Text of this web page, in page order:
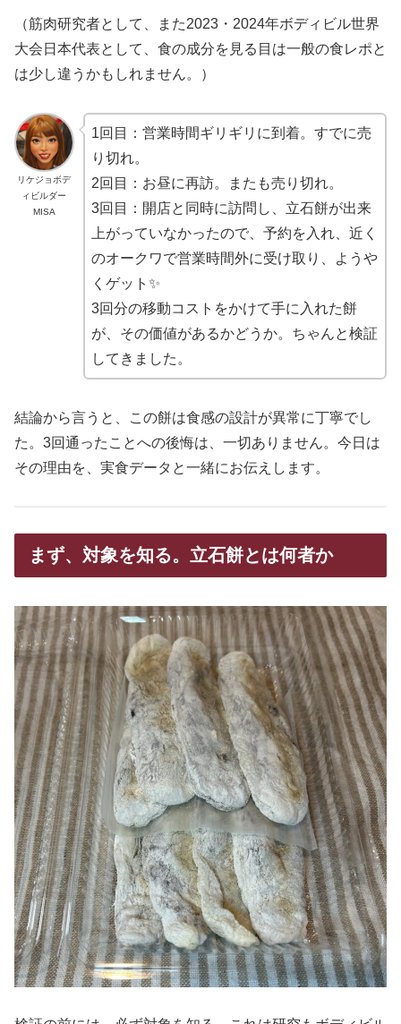
（筋肉研究者として、また2023・2024年ボディビル世界
大会日本代表として、食の成分を見る目は一般の食レポと
は少し違うかもしれません。）
リケジョボデ
ィビルダー
MISA
1回目：営業時間ギリギリに到着。すでに売
り切れ。
2回目：お昼に再訪。またも売り切れ。
3回目：開店と同時に訪問し、立石餅が出来
上がっていなかったので、予約を入れ、近く
のオークワで営業時間外に受け取り、ようや
くゲット✨
3回分の移動コストをかけて手に入れた餅
が、その価値があるかどうか。ちゃんと検証
してきました。
結論から言うと、この餅は食感の設計が異常に丁寧でし
た。3回通ったことへの後悔は、一切ありません。今日は
その理由を、実食データと一緒にお伝えします。
まず、対象を知る。立石餅とは何者か